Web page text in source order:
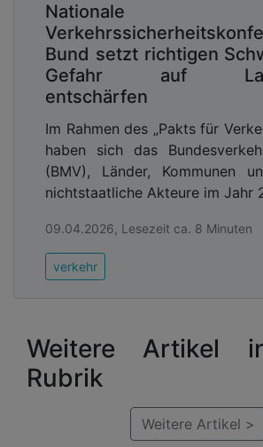
Nationale
Bund setzt richtigen
Gefahr auf
entschärfen
Im Rahmen des „Pakts für
haben sich das
(BMV), Länder, Kommunen
nichtstaatliche Akteure im Jahr
09.04.2026, Lesezeit ca. 8 Minuten
verkehr
Weitere Artikel
Rubrik
Weitere Artikel >